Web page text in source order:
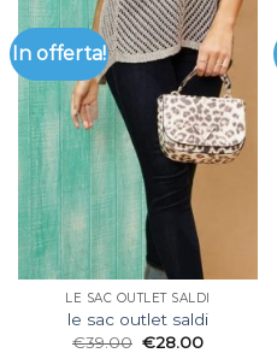
In offerta!
LE SAC OUTLET SALDI
le sac outlet saldi
€39.00 €28.00